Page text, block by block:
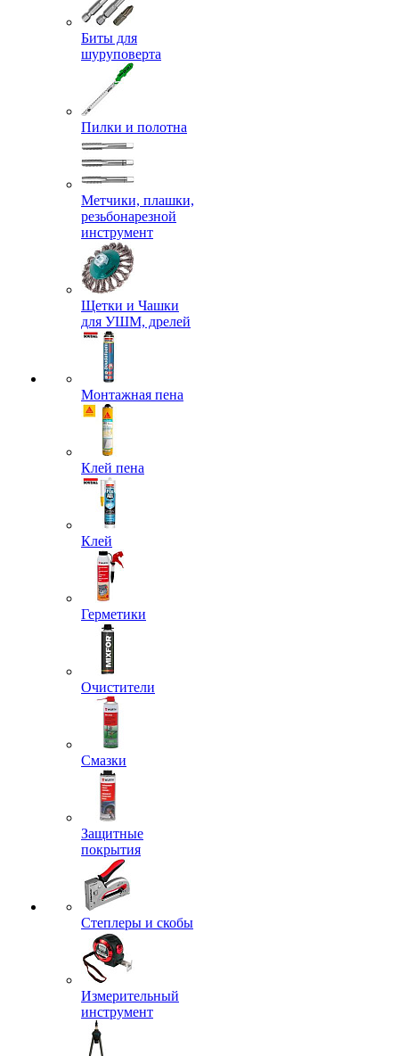
Биты для
шуруповерта
Пилки и полотна
Метчики, плашки,
резьбонарезной
инструмент
Щетки и Чашки
для УШМ, дрелей
Монтажная пена
Клей пена
Клей
Герметики
Очистители
Смазки
Защитные
покрытия
Степлеры и скобы
Измерительный
инструмент